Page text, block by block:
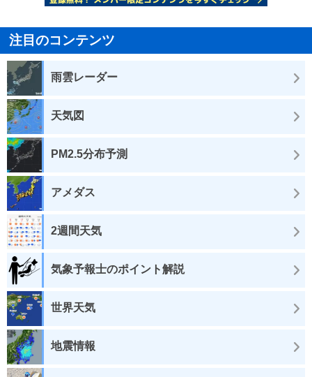
注目のコンテンツ
雨雲レーダー
天気図
PM2.5分布予測
アメダス
2週間天気
気象予報士のポイント解説
世界天気
地震情報